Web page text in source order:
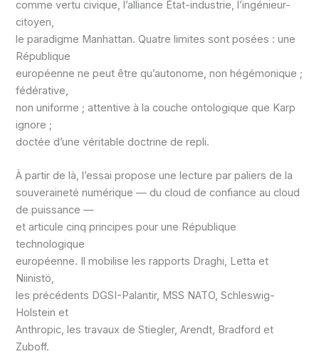
comme vertu civique, l’alliance État-industrie, l’ingénieur-
citoyen,
le paradigme Manhattan. Quatre limites sont posées : une
République
européenne ne peut être qu’autonome, non hégémonique ;
fédérative,
non uniforme ; attentive à la couche ontologique que Karp
ignore ;
doctée d’une véritable doctrine de repli.
À partir de là, l’essai propose une lecture par paliers de la
souveraineté numérique — du cloud de confiance au cloud
de puissance —
et articule cinq principes pour une République
technologique
européenne. Il mobilise les rapports Draghi, Letta et
Niinistö,
les précédents DGSI-Palantir, MSS NATO, Schleswig-
Holstein et
Anthropic, les travaux de Stiegler, Arendt, Bradford et
Zuboff.